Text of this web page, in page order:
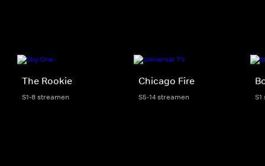
The Rookie
S1-8 streamen
Chicago Fire
S5-14 streamen